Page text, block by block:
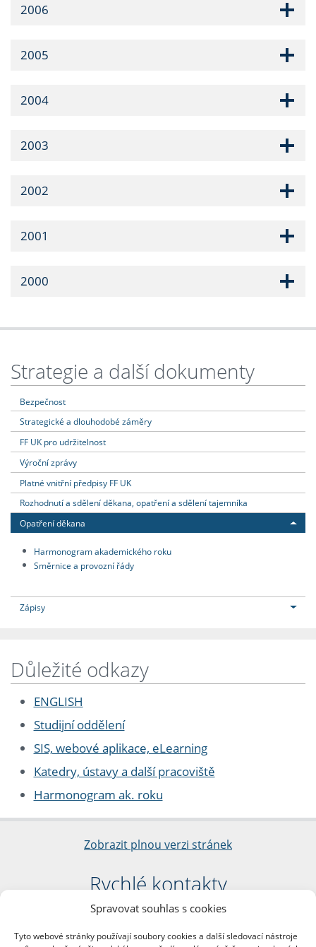
Spravovat souhlas s cookies
Tyto webové stránky používají soubory cookies a další sledovací nástroje
2006
2005
2004
2003
2002
2001
2000
Strategie a další dokumenty
Bezpečnost
Strategické a dlouhodobé záměry
FF UK pro udržitelnost
Výroční zprávy
Platné vnitřní předpisy FF UK
Rozhodnutí a sdělení děkana, opatření a sdělení tajemníka
Opatření děkana
Harmonogram akademického roku
Směrnice a provozní řády
Zápisy
Důležité odkazy
ENGLISH
Studijní oddělení
SIS, webové aplikace, eLearning
Katedry, ústavy a další pracoviště
Harmonogram ak. roku
Zobrazit plnou verzi stránek
Rychlé kontakty
Filozofická fakulta
nám. Jana Palacha 1/2